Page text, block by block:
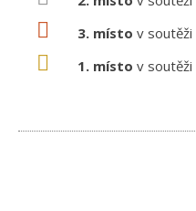
3. místo v soutěži
1. místo v soutěži